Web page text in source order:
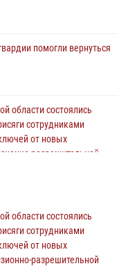
помогли вернуться
области состоялись
сотрудниками
от новых
разрешительной
проходят с
области состоялись
сотрудниками
от новых
разрешительной